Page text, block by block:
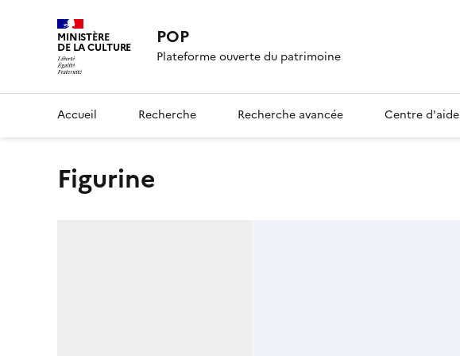
MINISTÈRE
DE LA CULTURE POP
Plateforme ouverte du patrimoine
Accueil Recherche Recherche avancée Centre d'aide
figurine